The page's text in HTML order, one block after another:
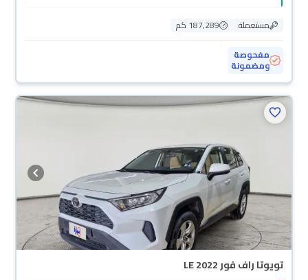
مستعملة
187,289 كم
مفحوصة
ومضمونة
تويوتا راف فور LE 2022